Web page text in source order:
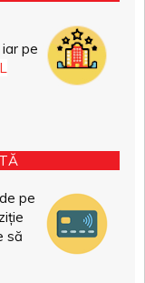
pe
pe
să